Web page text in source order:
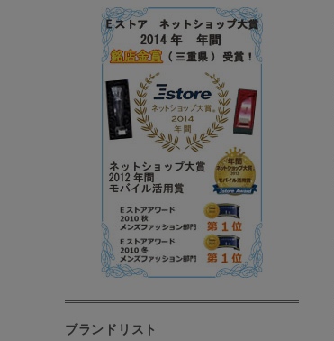
ブランドリスト